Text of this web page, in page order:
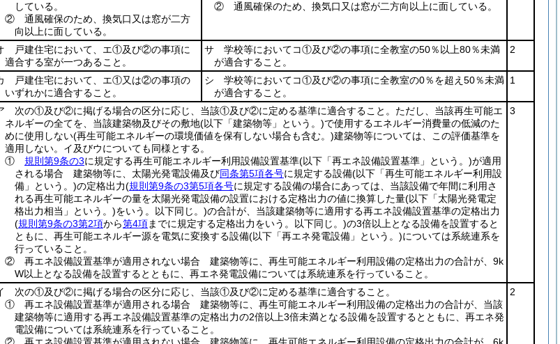
している。
② 通風確保のため、換気口又は窓が二方
向以上に面している。
② 通風確保のため、換気口又は窓が二方向以上に面している。
戸建住宅において、エ①及び②の事項に
適合する室が一つあること。
サ 学校等においてコ①及び②の事項に全教室の50％以上80％未満
が適合すること。
2
戸建住宅において、エ①又は②の事項の
いずれかに適合すること。
シ 学校等においてコ①及び②の事項に全教室の0％を超え50％未満
が適合すること。
1
次の①及び②に掲げる場合の区分に応じ、当該①及び②に定める基準に適合すること。ただし、当該再生可能エ
ネルギーの全てを、当該建築物及びその敷地(以下「建築物等」という。)で使用するエネルギー消費量の低減のた
めに使用しない(再生可能エネルギーの環境価値を保有しない場合も含む。)建築物等については、この評価基準を
適用しない。イ及びウについても同様とする。
① 規則第9条の3に規定する再生可能エネルギー利用設備設置基準(以下「再エネ設備設置基準」という。)が適用
される場合 建築物等に、太陽光発電設備及び同条第5項各号に規定する設備(以下「再生可能エネルギー利用設
備」という。)の定格出力(規則第9条の3第5項各号に規定する設備の場合にあっては、当該設備で年間に利用さ
れる再生可能エネルギーの量を太陽光発電設備の設置における定格出力の値に換算した量(以下「太陽光発電定
格出力相当」という。)をいう。以下同じ。)の合計が、当該建築物等に適用する再エネ設備設置基準の定格出力
(規則第9条の3第2項から第4項までに規定する定格出力をいう。以下同じ。)の3倍以上となる設備を設置すると
ともに、再生可能エネルギー源を電気に変換する設備(以下「再エネ発電設備」という。)については系統連系を
行っていること。
② 再エネ設備設置基準が適用されない場合 建築物等に、再生可能エネルギー利用設備の定格出力の合計が、9k
W以上となる設備を設置するとともに、再エネ発電設備については系統連系を行っていること。
3
次の①及び②に掲げる場合の区分に応じ、当該①及び②に定める基準に適合すること。
① 再エネ設備設置基準が適用される場合 建築物等に、再生可能エネルギー利用設備の定格出力の合計が、当該
建築物等に適用する再エネ設備設置基準の定格出力の2倍以上3倍未満となる設備を設置するとともに、再エネ発
電設備については系統連系を行っていること。
2